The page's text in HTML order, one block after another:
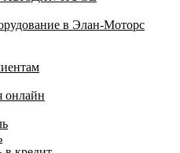
в Элан-Моторс
онлайн